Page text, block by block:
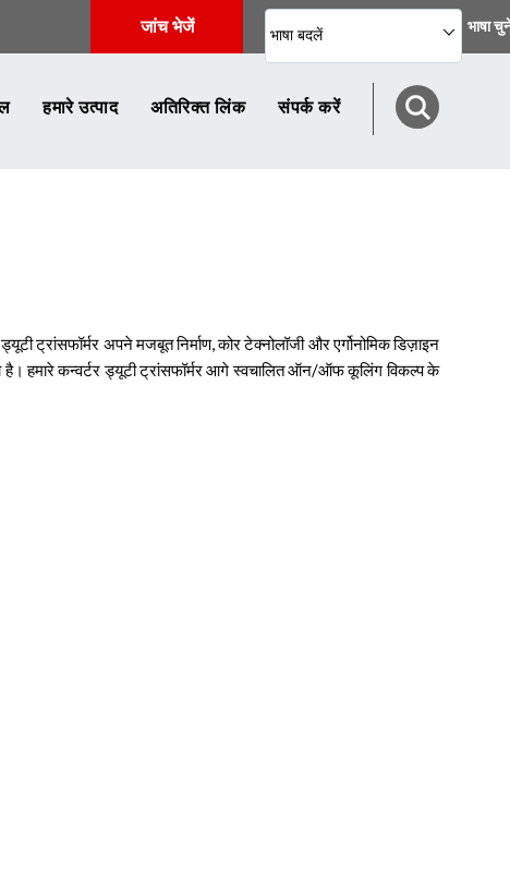
भाषा बदलें
भाषा
जांच भेजें
हमारे उत्पाद अतिरिक्त लिंक संपर्क करें
ट्रांसफॉर्मर अपने मजबूत निर्माण, कोर टेक्नोलॉजी और एर्गोनोमिक डिज़ाइन
हमारे कन्वर्टर ड्यूटी ट्रांसफॉर्मर आगे स्वचालित ऑन/ऑफ कूलिंग विकल्प के